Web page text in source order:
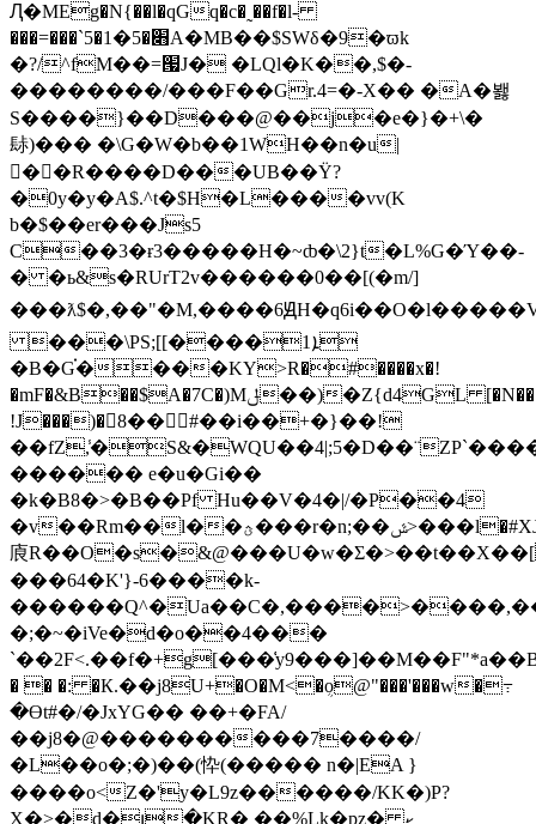
Ԯ�MEg�N{��l�qGq�c�˷��f�l-
���=���`5�׋�5�1A�MB��$SWδ�9�ϖk
�?/^fM��=՗J� �LQl�K��,$�-
��������/���F��Gr.4=�-X�� �A�봻
S����}��D���@��j�e�}�+\�
䦊)��� �\G�W�b��1WH��n�u|
�َ�R����D���UB��Ϋ?
�0y�y�A$.^t�$H�L����vv(K
b�$��er���Js5
C��3�ɍ3�����H�~ȸ�\2}t�L%G�Ύ��-
� �ь&s�RUrT2v������0��[(�m/]
���ƛ$�,��"�M,����6ԬH�q6
���\PS;[[����1ܐ
�B�G֗����KY>R�#����x�!
�mF�&B��$A�7C�)Mݪ��)�Z{d4GL [�N���7���ɭ�
!J���)�8��#��i��+�}��!
������ e�u�Gi��
�k�B8�>�B��Pf Hu��V�4�|/�P��4
�v��Rm��l��ؿ���r�n;��ݜ>���l�#XJ|@�g�o�
㢃
���64�K'}-6����k-
�;�~�iVe�d�o��4���
� � �: �К.��j8U+�O�M<�ܴo@"���'���w�߹
�Ɵt#�/�JxYG�� ��+�FA/
��j8�@����������7����/
�L��o�;�)��(忰(����� n�|EA }
����o<Z�'y�L9z������/KK�)P?
X�>�d�լ�KR� ��%Lk�pz�ކ